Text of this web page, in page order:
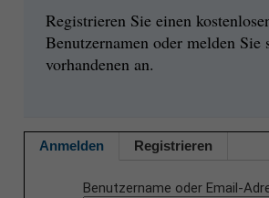
Registrieren Sie einen
Benutzernamen oder melden
vorhandenen an.
Anmelden Registrieren
Benutzername oder Email-